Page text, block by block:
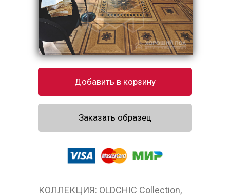
Добавить в корзину
Заказать образец
КОЛЛЕКЦИЯ: OLDCHIC Collection,